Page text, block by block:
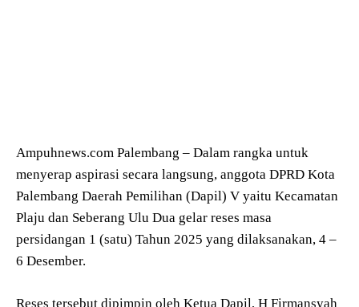
Ampuhnews.com Palembang – Dalam rangka untuk
menyerap aspirasi secara langsung, anggota DPRD Kota
Palembang Daerah Pemilihan (Dapil) V yaitu Kecamatan
Plaju dan Seberang Ulu Dua gelar reses masa
persidangan 1 (satu) Tahun 2025 yang dilaksanakan, 4 –
6 Desember.
Reses tersebut dipimpin oleh Ketua Dapil, H Firmansyah